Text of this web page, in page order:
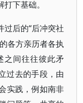
下基础。
过后的“后冲突社
各方亲历者各执
之间往往彼此矛
过去的手段，由
实践，例如南非